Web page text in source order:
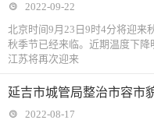
2022-09-22
北京时间9月23日9时4分将迎来
秋季节已经来临。近期温度下
江苏将再次迎来
延吉市城管局整治市容市
2022-08-17